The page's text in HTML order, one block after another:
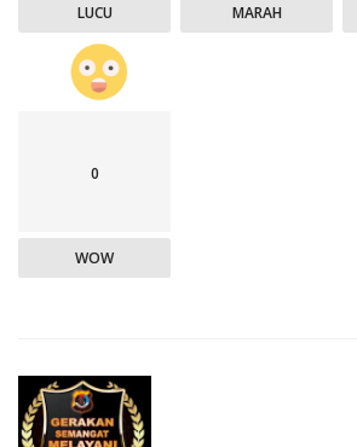
LUCU MARAH
0
WOW